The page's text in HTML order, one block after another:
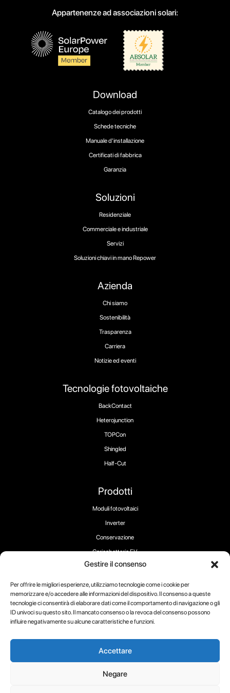
Gestire il consenso
Per offrire le migliori esperienze, utilizziamo tecnologie come i cookie per
memorizzare e/o accedere alle informazioni del dispositivo. Il consenso a queste
tecnologie ci consentirà di elaborare dati come il comportamento di navigazione o gli
ID univoci su questo sito. Il mancato consenso o la revoca del consenso possono
influire negativamente su alcune caratteristiche e funzioni.
Accettare
Negare
Prodotti
Moduli fotovoltaici
Inverter
Conservazione
Caricabatterie EV
Tecnologie fotovoltaiche
BackContact
Heterojunction
TOPCon
Shingled
Half-Cut
Azienda
Chi siamo
Sostenibilità
Trasparenza
Carriera
Notizie ed eventi
Soluzioni
Residenziale
Commerciale e industriale
Servizi
Soluzioni chiavi in mano Repower
Download
Catalogo dei prodotti
Schede tecniche
Manuale d'installazione
Certificati di fabbrica
Garanzia
Appartenenze ad associazioni solari:
Ci segua:
Copyright 2025 ® RECOM-TECH